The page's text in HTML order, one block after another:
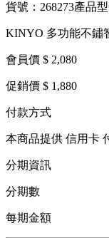
貨號：268273產品
KINYO 多功能不鏽
會員價 $ 2,080
促銷價 $ 1,880
付款方式
本商品提供 信用卡
分期資訊
分期數
每期金額